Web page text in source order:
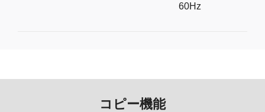
60Hz
コピー機能